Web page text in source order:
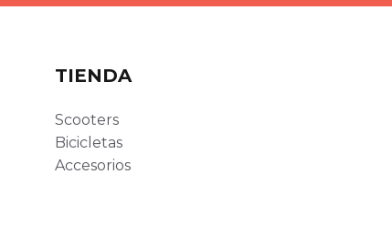
TIENDA
Scooters
Bicicletas
Accesorios